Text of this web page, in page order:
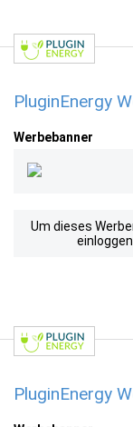
PluginEnergy
Werbebanner
Um dieses
PluginEnergy